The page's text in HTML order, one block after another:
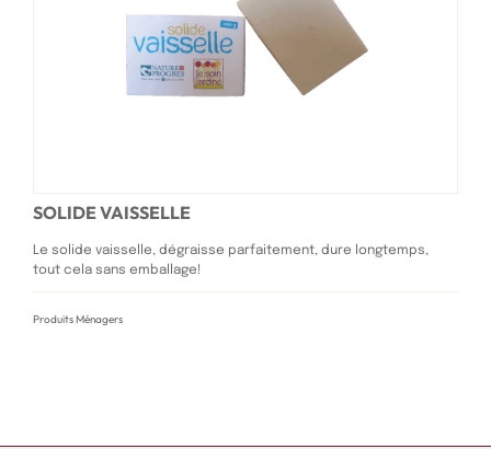
SOLIDE VAISSELLE
Le solide vaisselle, dégraisse parfaitement, dure longtemps,
tout cela sans emballage!
Produits Ménagers